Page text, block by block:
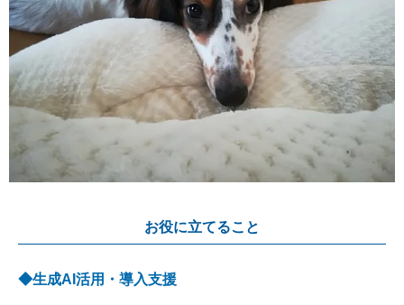
お役に立てること
◆生成AI活用・導入支援